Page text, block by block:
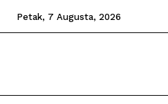
Petak, 7 Augusta, 2026